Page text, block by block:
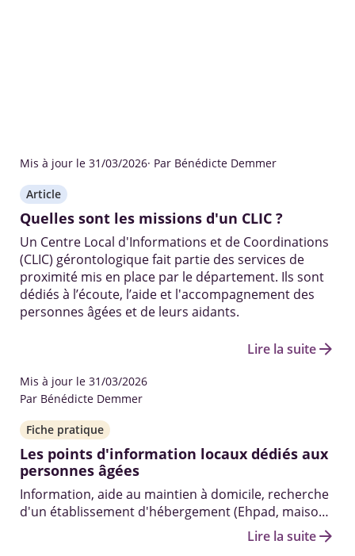
Mis à jour le 31/03/2026· Par Bénédicte Demmer
Article
Quelles sont les missions d'un CLIC ?
Un Centre Local d'Informations et de Coordinations
(CLIC) gérontologique fait partie des services de
proximité mis en place par le département. Ils sont
dédiés à l’écoute, l’aide et l'accompagnement des
personnes âgées et de leurs aidants.
Lire la suitearrow_forward
Mis à jour le 31/03/2026
Par Bénédicte Demmer
Fiche pratique
Les points d'information locaux dédiés aux
personnes âgées
Information, aide au maintien à domicile, recherche
d'un établissement d'hébergement (Ehpad, maison
Lire la suitearrow_forward